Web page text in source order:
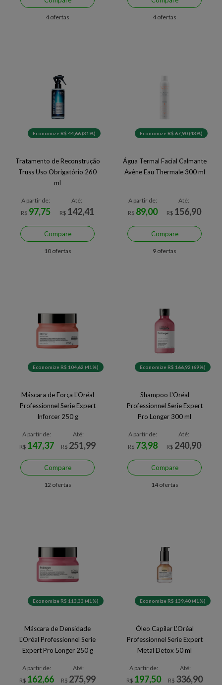
4 ofertas 4 ofertas
Economize R$ 44,66 (31%)
Tratamento de Reconstrução
Truss Uso Obrigatório 260
ml
A partir de:
R$ 97,75
Até:
R$ 142,41
Compare
10 ofertas
Economize R$ 67,90 (43%)
Água Termal Facial Calmante
Avène Eau Thermale 300 ml
A partir de:
R$ 89,00
Até:
R$ 156,90
Compare
9 ofertas
Economize R$ 104,62 (41%)
Máscara de Força L'Oréal
Professionnel Serie Expert
Inforcer 250 g
A partir de:
R$ 147,37
Até:
R$ 251,99
Compare
12 ofertas
Economize R$ 166,92 (69%)
Shampoo L'Oréal
Professionnel Serie Expert
Pro Longer 300 ml
A partir de:
R$ 73,98
Até:
R$ 240,90
Compare
14 ofertas
Economize R$ 113,33 (41%)
Máscara de Densidade
L'Oréal Professionnel Serie
Expert Pro Longer 250 g
A partir de:
R$ 162,66
Até:
R$ 275,99
Economize R$ 139,40 (41%)
Óleo Capilar L'Oréal
Professionnel Serie Expert
Metal Detox 50 ml
A partir de:
R$ 197,50
Até:
R$ 336,90